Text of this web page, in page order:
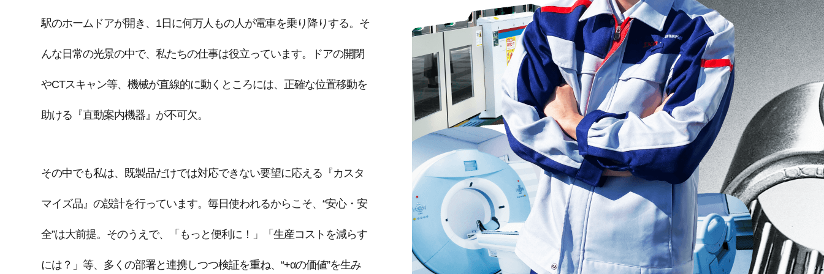
駅のホームドアが開き、1日に何万人もの人が電車を乗り降りする。そ
んな日常の光景の中で、私たちの仕事は役立っています。ドアの開閉
やCTスキャン等、機械が直線的に動くところには、正確な位置移動を
助ける『直動案内機器』が不可欠。
その中でも私は、既製品だけでは対応できない要望に応える『カスタ
マイズ品』の設計を行っています。毎日使われるからこそ、“安心・安
全”は大前提。そのうえで、「もっと便利に！」「生産コストを減らす
には？」等、多くの部署と連携しつつ検証を重ね、“+αの価値”を生み